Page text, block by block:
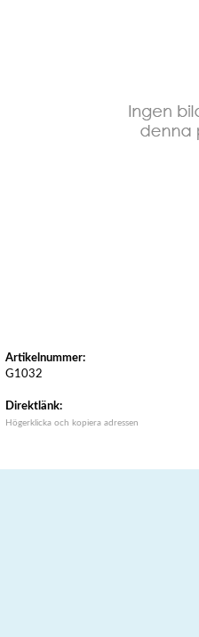
Artikelnummer:
G1032
Direktlänk:
Högerklicka och kopiera adressen